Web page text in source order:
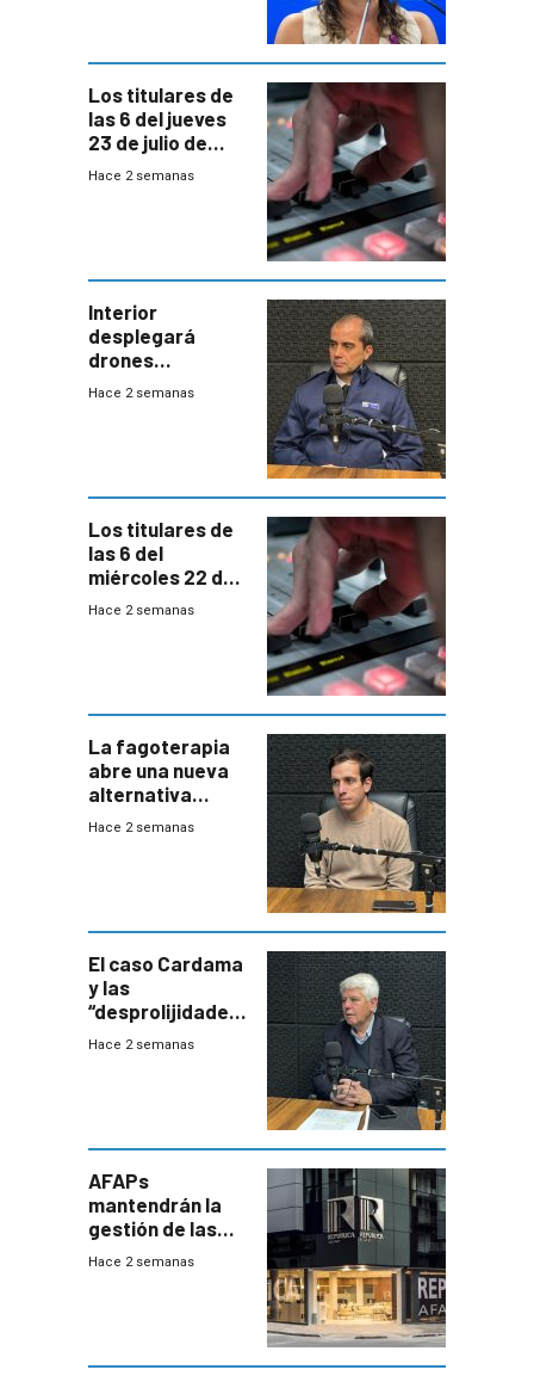
gobierno
Los titulares de
las 6 del jueves
23 de julio de
2026
Hace 2 semanas
Interior
desplegará
drones
autónomos para
Hace 2 semanas
Los titulares de
las 6 del
miércoles 22 de
julio de 2026
Hace 2 semanas
La fagoterapia
abre una nueva
alternativa
contra bacterias
innovadora
Hace 2 semanas
El caso Cardama
y las
“desprolijidades”
que la
Hace 2 semanas
AFAPs
mantendrán la
gestión de las
cuentas
Hace 2 semanas